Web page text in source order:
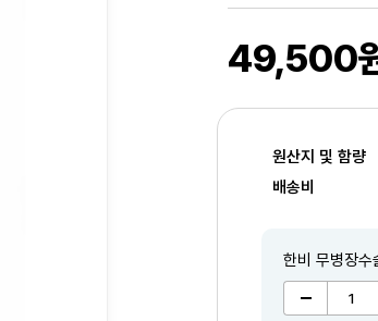
49,500
원산지 및 함량
배송비
한비 무병장